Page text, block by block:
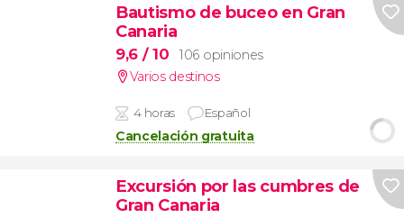
Bautismo de buceo en Gran
Canaria
9,6 / 10
106 opiniones
Varios destinos
4 horas Español
Cancelación gratuita
Excursión por las cumbres de
Gran Canaria